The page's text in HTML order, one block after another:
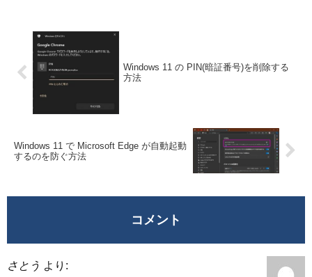
Windows 11 の PIN(暗証番号)を削除する
方法
Windows 11 で Microsoft Edge が自動起動
するのを防ぐ方法
コメント
さとう より: